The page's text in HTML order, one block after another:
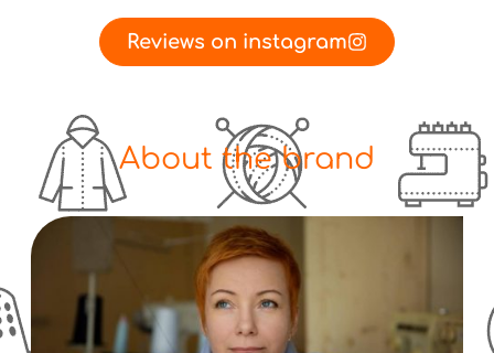
Reviews on instagram
About the brand